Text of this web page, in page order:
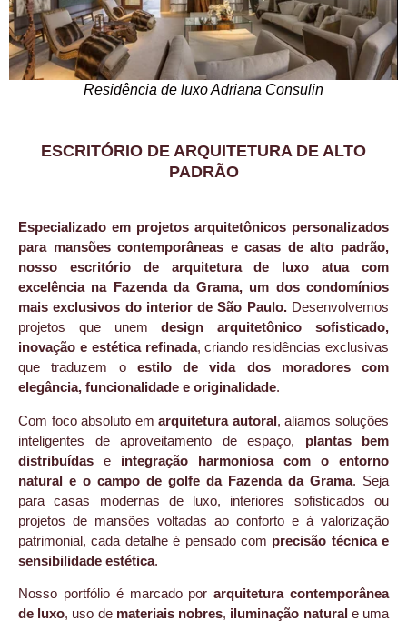
Residência de luxo Adriana Consulin
ESCRITÓRIO DE ARQUITETURA DE ALTO
PADRÃO
Especializado em projetos arquitetônicos personalizados
para mansões contemporâneas e casas de alto padrão,
nosso escritório de arquitetura de luxo atua com
excelência na Fazenda da Grama, um dos condomínios
mais exclusivos do interior de São Paulo.Desenvolvemos
projetos que unemdesign arquitetônico sofisticado,
inovação e estética refinada, criando residências exclusivas
que traduzem o estilo de vida dos moradores com
elegância, funcionalidade e originalidade.
Com foco absoluto emarquitetura autoral, aliamos soluções
inteligentes de aproveitamento de espaço, plantas bem
distribuídas e integração harmoniosa com o entorno
natural e o campo de golfe da Fazenda da Grama. Seja
para casas modernas de luxo, interiores sofisticados ou
projetos de mansões voltadas ao conforto e à valorização
patrimonial, cada detalhe é pensado com precisão técnica e
sensibilidade estética.
Nosso portfólio é marcado porarquitetura contemporânea
de luxo, uso de materiais nobres, iluminação naturale uma